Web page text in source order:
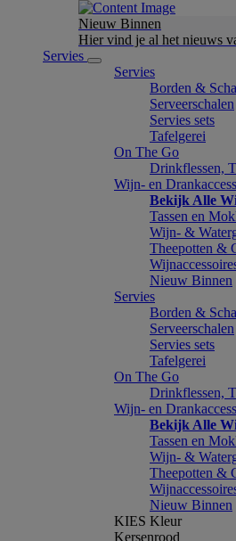
Nieuw Binnen
Hier vind je al het nieuws
Servies
Servies
Borden &
Serveerschalen
Servies sets
Tafelgerei
On The Go
Drinkflessen,
Wijn- en
Bekijk Alle
Tassen en
Wijn- &
Theepotten &
Nieuw Binnen
Servies
Borden &
Serveerschalen
Servies sets
Tafelgerei
On The Go
Drinkflessen,
Wijn- en
Bekijk Alle
Tassen en
Wijn- &
Theepotten &
Nieuw Binnen
KIES Kleur
Kersenrood